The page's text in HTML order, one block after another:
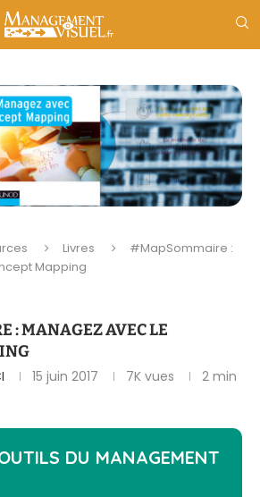
Livres
#MapSommaire :
Mapping
: MANAGEZ AVEC LE
15 juin 2017 7K vues
2 min
DU MANAGEMENT